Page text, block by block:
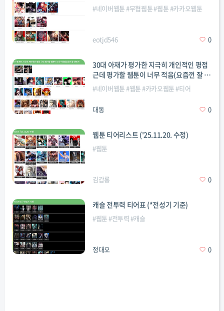
#네이버웹툰#무협웹툰#웹툰#카카오웹툰
eotjd546 0
30대 아재가 평가한 지극히 개인적인 평점
근데 평가할 웹툰이 너무 적음(요즘껀 잘 안
봐서
#네이버웹툰#웹툰#카카오웹툰#티어
대동 0
웹툰 티어리스트 ('25.11.20. 수정)
#웹툰
김갑룡 0
캐슬 전투력 티어표 (*전성기 기준)
#웹툰#전투력 #캐슬
정대오 0